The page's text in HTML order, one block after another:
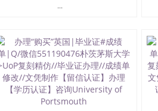
立大学结业证（San Jose State
立大学学位证（San Jose State
立大学学历证书（San Jose State
塞州立大学学历证书（San Jose
读CQU中央昆士兰大学学历 绩单购
学历
央昆士兰大学学历成绩单购买学位证
...